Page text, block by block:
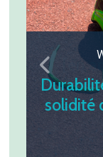
solidité
Précédent